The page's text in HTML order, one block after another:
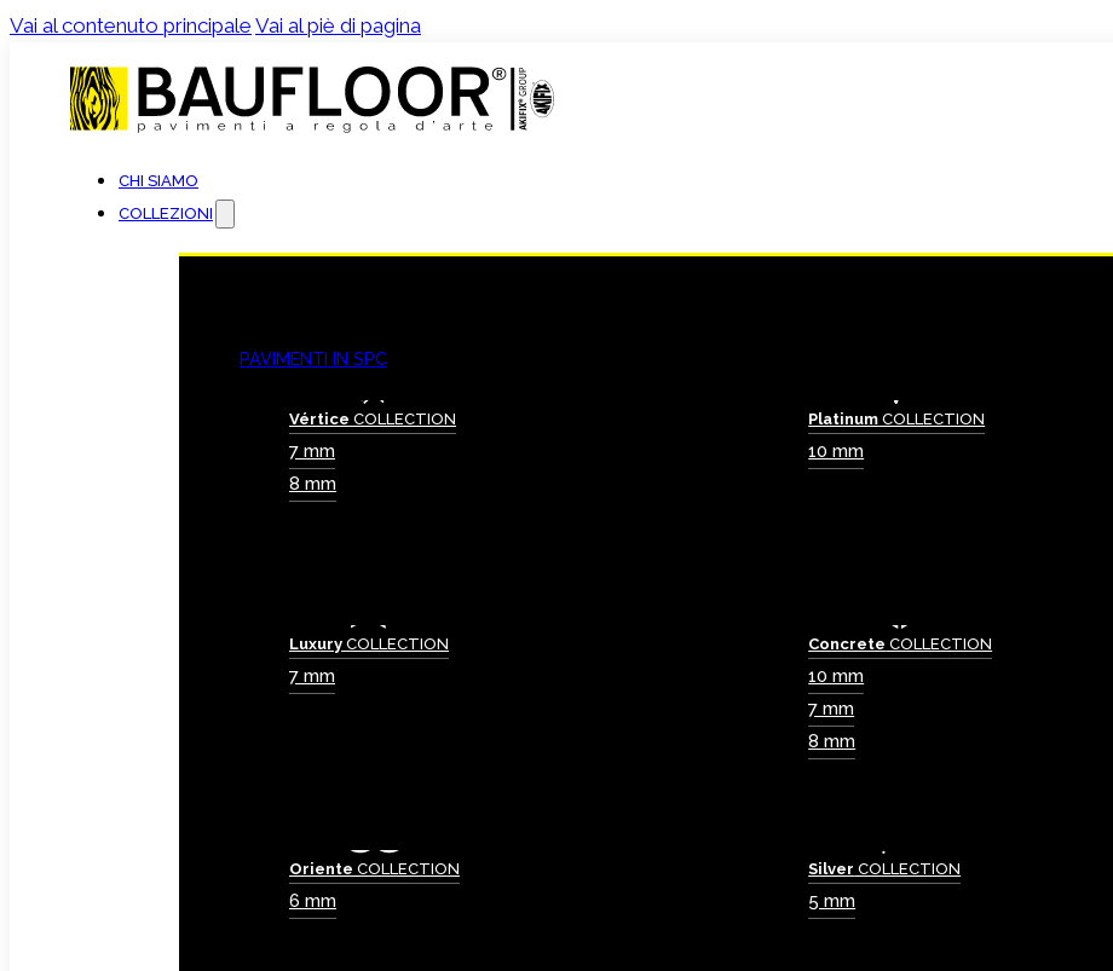
Vai al contenuto principale Vai al piè di pagina
CHI SIAMO
COLLEZIONI
PAVIMENTI IN SPC
Vértice COLLECTION
7 mm
8 mm
Luxury COLLECTION
7 mm
Oriente COLLECTION
6 mm
Platinum COLLECTION
10 mm
Concrete COLLECTION
10 mm
7 mm
8 mm
Silver COLLECTION
5 mm